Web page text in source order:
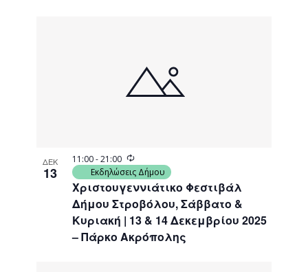
ΔΕΚ
13
Χριστουγεννιάτικο Φεστιβάλ
Δήμου Στροβόλου, Σάββατο &
Κυριακή | 13 & 14 Δεκεμβρίου 2025
– Πάρκο Ακρόπολης
11:00-21:00
Recurring
Εκδηλώσεις Δήμου